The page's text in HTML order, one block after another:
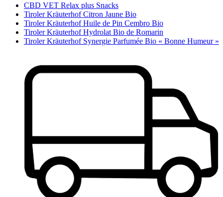
CBD VET Relax plus Snacks
Tiroler Kräuterhof Citron Jaune Bio
Tiroler Kräuterhof Huile de Pin Cembro Bio
Tiroler Kräuterhof Hydrolat Bio de Romarin
Tiroler Kräuterhof Synergie Parfumée Bio « Bonne Humeur »